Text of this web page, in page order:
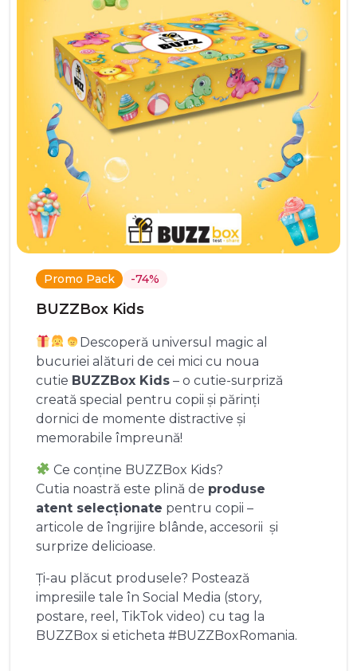
Promo Pack -74%
BUZZBox Kids
Descoperă universul magic al
bucuriei alături de cei mici cu noua
cutie BUZZBox Kids – o cutie-surpriză
creată special pentru copii și părinți
dornici de momente distractive și
memorabile împreună!
Ce conține BUZZBox Kids?
Cutia noastră este plină de produse
atent selecționate pentru copii –
articole de îngrijire blânde, accesorii și
surprize delicioase.
Ți-au plăcut produsele? Postează
impresiile tale în Social Media (story,
postare, reel, TikTok video) cu tag la
BUZZBox si eticheta #BUZZBoxRomania.